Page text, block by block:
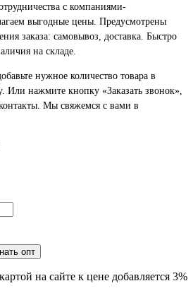
с компаниями-
выгодные цены. Предусмотрены
заказа: самовывоз, доставка. Быстро
на складе.
нужное количество товара в
Или нажмите кнопку «Заказать звонок»,
Мы свяжемся с вами в
опт
на сайте к цене добавляется 3%